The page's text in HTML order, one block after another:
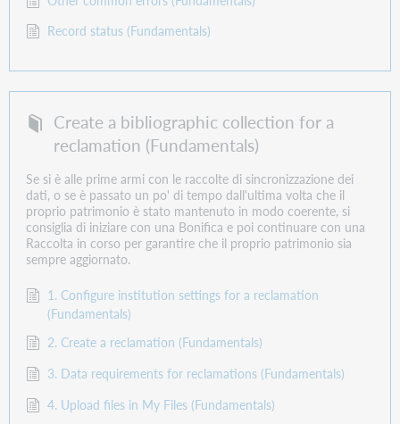
Record status (Fundamentals)
Create a bibliographic collection for a
reclamation (Fundamentals)
Se si è alle prime armi con le raccolte di sincronizzazione dei
dati, o se è passato un po' di tempo dall'ultima volta che il
proprio patrimonio è stato mantenuto in modo coerente, si
consiglia di iniziare con una Bonifica e poi continuare con una
Raccolta in corso per garantire che il proprio patrimonio sia
sempre aggiornato.
1. Configure institution settings for a reclamation
(Fundamentals)
2. Create a reclamation (Fundamentals)
3. Data requirements for reclamations (Fundamentals)
4. Upload files in My Files (Fundamentals)